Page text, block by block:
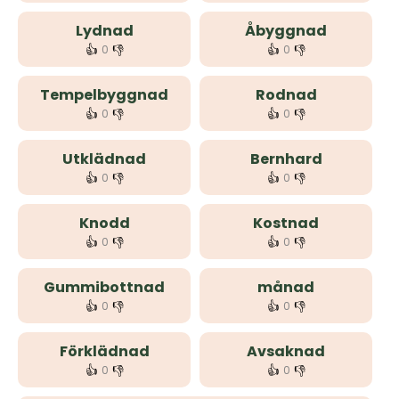
Lydnad
👍 0 👎
Åbyggnad
👍 0 👎
Tempelbyggnad
👍 0 👎
Rodnad
👍 0 👎
Utklädnad
👍 0 👎
Bernhard
👍 0 👎
Knodd
👍 0 👎
Kostnad
👍 0 👎
Gummibottnad
👍 0 👎
månad
👍 0 👎
Förklädnad
👍 0 👎
Avsaknad
👍 0 👎